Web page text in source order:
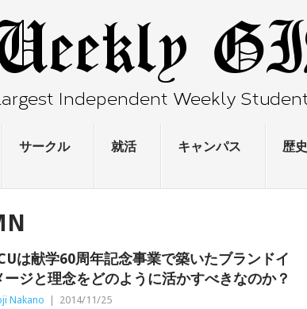
サークル 就活 キャンパス 歴史
は献学60周年記念事業で築いたブランドイ
ージと理念をどのように活かすべきなのか？
Nakano 2014/11/25